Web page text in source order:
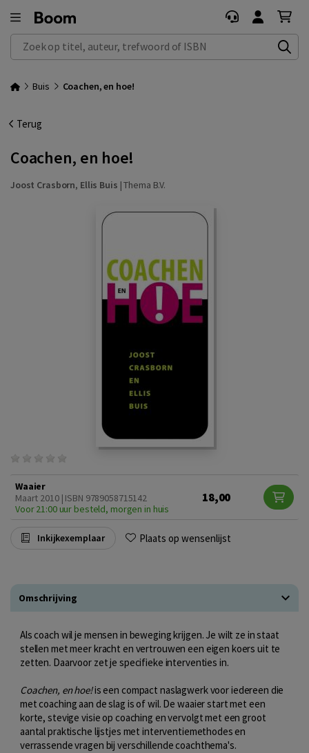
Zoek op titel, auteur, trefwoord of ISBN
Buis Coachen, en hoe!
Terug
Coachen, en hoe!
Joost Crasborn, Ellis Buis |Thema B.V.
Waaier
Maart 2010 | ISBN 9789058715142
Voor 21:00 uur besteld, morgen in huis
18,00
Inkijkexemplaar Plaats op wensenlijst
Omschrijving
Als coach wil je mensen in beweging krijgen. Je wilt ze in staat
stellen met meer kracht en vertrouwen een eigen koers uit te
zetten. Daarvoor zet je specifieke interventies in.
Coachen, en hoe!is een compact naslagwerk voor iedereen die
met coaching aan de slag is of wil. De waaier start met een
korte, stevige visie op coaching en vervolgt met een groot
aantal praktische lijstjes met interventiemethodes en
verrassende vragen bij verschillende coachthema's.